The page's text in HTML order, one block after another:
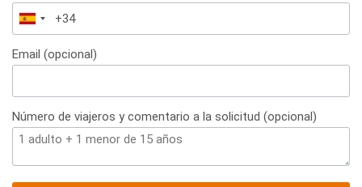
España
+34
Email (opcional)
Número de viajeros y comentario a la solicitud (opcional)